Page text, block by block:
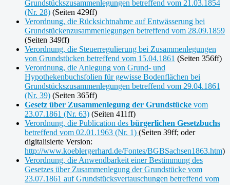
Grundstückszusammenlegungen betreffend vom 21.03.1854
(Nr. 28) (Seiten 429ff)
Verordnung, die Rücksichtnahme auf Entwässerung bei
Grundstückenzusammenlegungen betreffend vom 28.09.1859
(Seiten 349ff)
Verordnung, die Steuerregulierung bei Zusammenlegungen
von Grundstücken betreffend vom 15.04.1861 (Seiten 356ff)
Verordnung, die Anlegung von Grund- und
Hypothekenbuchsfolien für gewisse Bodenflächen bei
Grundstückszusammenlegungen betreffend vom 29.04.1861
(Nr. 39) (Seiten 365ff)
Gesetz über Zusammenlegung der Grundstücke vom
23.07.1861 (Nr. 63) (Seiten 411ff)
Verordnung, die Publication des bürgerlichen Gesetzbuchs
betreffend vom 02.01.1963 (Nr. 1) (Seiten 39ff; oder
digitalisierte Version:
http://www.koeblergerhard.de/Fontes/BGBSachsen1863.htm)
Verordnung, die Anwendbarkeit einer Bestimmung des
Gesetzes über Zusammenlegung der Grundstücke vom
23.07.1861 auf Grundstücksvertauschungen betreffend vom